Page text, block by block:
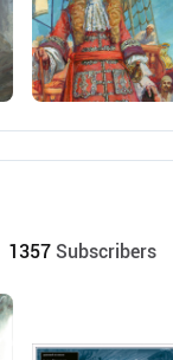
1357 Subscribers